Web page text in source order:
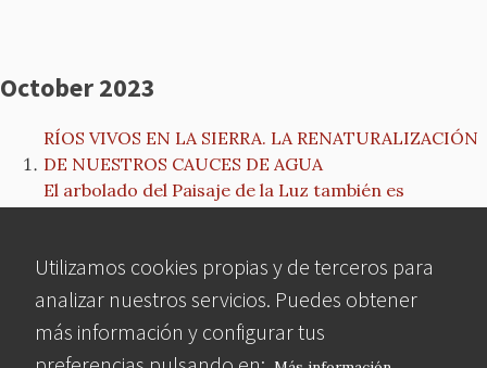
Utilizamos cookies propias y de terceros para
analizar nuestros servicios. Puedes obtener
más información y configurar tus
October 2023
RÍOS VIVOS EN LA SIERRA. LA RENATURALIZACIÓN
DE NUESTROS CAUCES DE AGUA
El arbolado del Paisaje de la Luz también es
contencioso administrativo contra el nuevo Plan
Especial para el Frontón Beti-Jai
El boletín de la Escuela de Arquitectura de Toledo
reflexiona sobre la reforma de Torres Blancas